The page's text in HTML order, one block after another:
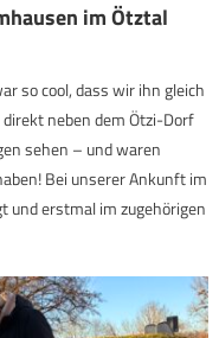
im Ötztal
so cool, dass wir ihn gleich
neben dem Ötzi-Dorf
sehen – und waren
Bei unserer Ankunft im
und erstmal im zugehörigen